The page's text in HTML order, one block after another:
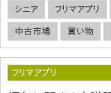
シニア フリマアプリ
中古市場 買い物
フリマアプリ